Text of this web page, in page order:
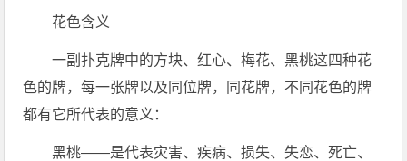
花色含义
一副扑克牌中的方块、红心、梅花、黑桃这四种花
色的牌，每一张牌以及同位牌，同花牌，不同花色的牌
都有它所代表的意义：
黑桃——是代表灾害、疾病、损失、失恋、死亡、